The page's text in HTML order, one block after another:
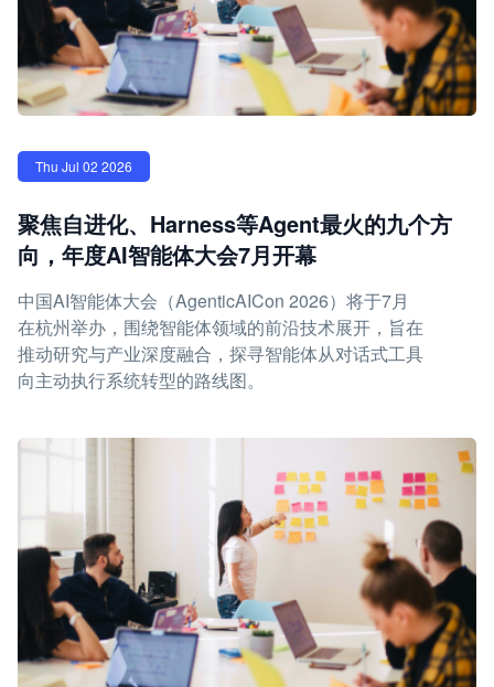
Thu Jul 02 2026
聚焦自进化、Harness等Agent最火的九个方
向，年度AI智能体大会7月开幕
中国AI智能体大会（AgenticAICon 2026）将于7月
在杭州举办，围绕智能体领域的前沿技术展开，旨在
推动研究与产业深度融合，探寻智能体从对话式工具
向主动执行系统转型的路线图。